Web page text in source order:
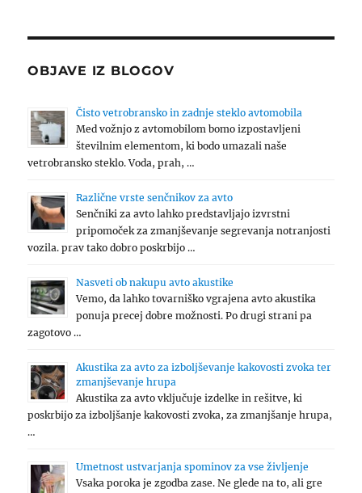
OBJAVE IZ BLOGOV
Čisto vetrobransko in zadnje steklo avtomobila
Med vožnjo z avtomobilom bomo izpostavljeni
številnim elementom, ki bodo umazali naše
vetrobransko steklo. Voda, prah, …
Različne vrste senčnikov za avto
Senčniki za avto lahko predstavljajo izvrstni
pripomoček za zmanjševanje segrevanja notranjosti
vozila. prav tako dobro poskrbijo …
Nasveti ob nakupu avto akustike
Vemo, da lahko tovarniško vgrajena avto akustika
ponuja precej dobre možnosti. Po drugi strani pa
zagotovo …
Akustika za avto za izboljševanje kakovosti zvoka ter
zmanjševanje hrupa
Akustika za avto vključuje izdelke in rešitve, ki
poskrbijo za izboljšanje kakovosti zvoka, za zmanjšanje hrupa,
…
Umetnost ustvarjanja spominov za vse življenje
Vsaka poroka je zgodba zase. Ne glede na to, ali gre